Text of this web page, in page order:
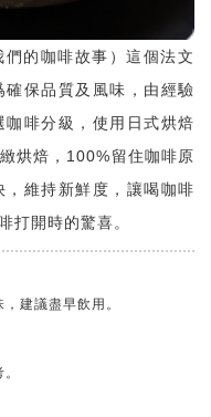
的咖啡故事）這個法文
保品質及風味，由經驗
啡分級，使用日式烘焙
烘焙，100%留住咖啡原
維持新鮮度，讓喝咖啡
打開時的驚喜。
建議盡早飲用。